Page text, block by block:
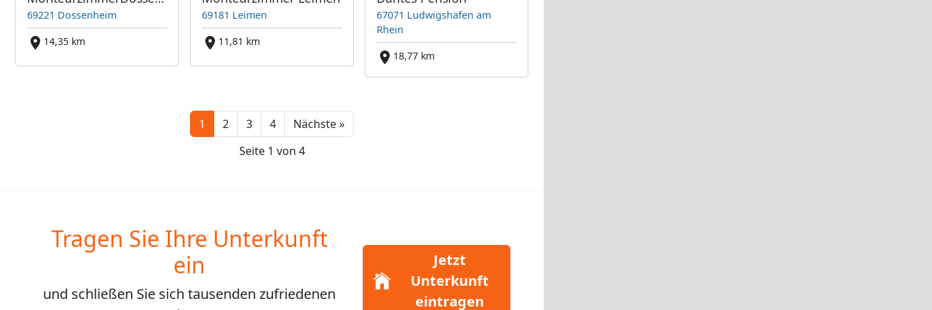
69221 Dossenheim
14,35 km
69181 Leimen
11,81 km
67071 Ludwigshafen am
Rhein
18,77 km
1 2 3 4 Nächste »Next
Seite 1 von 4
Tragen Sie Ihre Unterkunft
ein
und schließen Sie sichtausenden zufriedenen
Jetzt
Unterkunft
eintragen